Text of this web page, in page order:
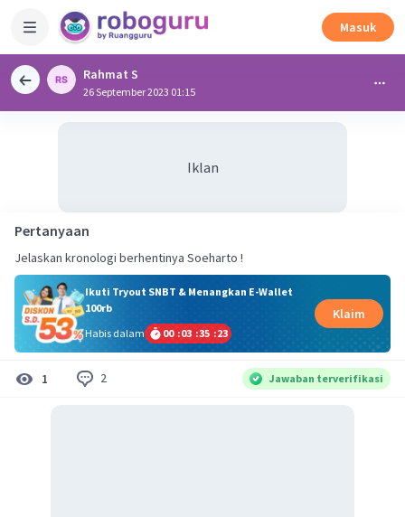
Masuk
Rahmat S
26 September 2023 01:15
Iklan
Pertanyaan
Jelaskan kronologi berhentinya Soeharto !
Ikuti Tryout SNBT & Menangkan E-Wallet
100rb
Habis dalam
00 :03 :35 :22
Klaim
1 2 Jawaban terverifikasi